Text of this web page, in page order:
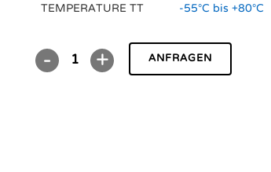
TEMPERATURE TT -55°C bis +80°C
DR/SC01200U ANFRAGEN